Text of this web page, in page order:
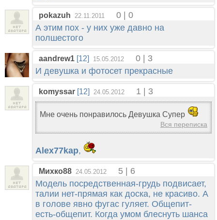
pokazuh 22.11.2011
0 | 0
А этим пох - у них уже давно на
полшестого
aandrew1 [12] 15.05.2012
0 | 3
И девушка и фотосет прекрасные
komyssar [12] 24.05.2012 1 | 3
Мне очень понравилось Девушка Супер
Вся переписка
Alex77kap,
Михко88 24.05.2012
5 | 6
Модель посредственная-грудь подвисает,
талии нет-прямая как доска, не красиво. А
в голове явно фугас гуляет. Общепит-
есть-общепит. Когда умом блеснуть шанса